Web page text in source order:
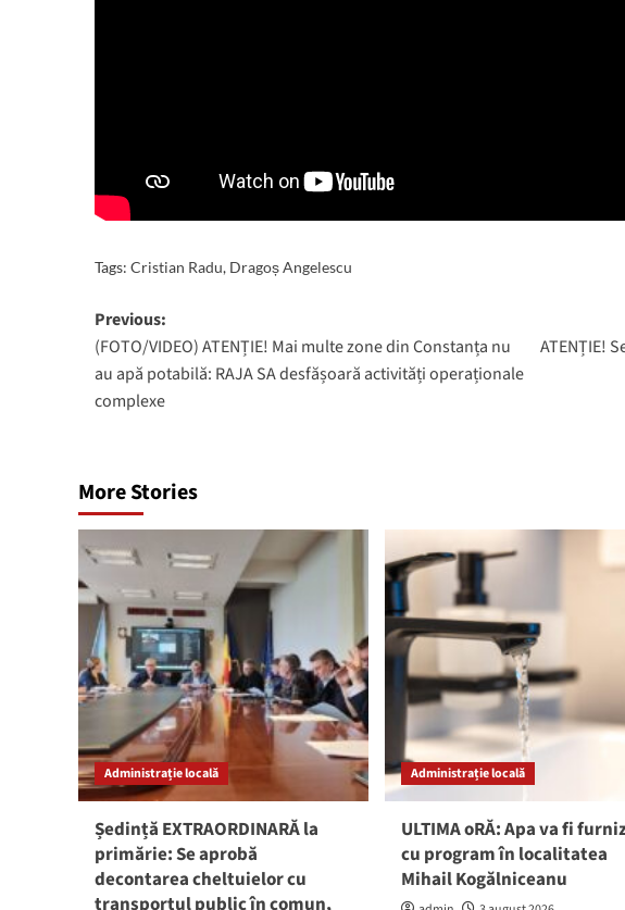
Tags: Cristian Radu, Dragoș Angelescu
Post
navigation
Previous:
(FOTO/VIDEO) ATENȚIE! Mai multe zone din Constanța nu
au apă potabilă: RAJA SA desfășoară activități operaționale
complexe
ATENȚIE!
More Stories
Administrație locală
Ședință EXTRAORDINARĂ la
primărie: Se aprobă
decontarea cheltuielor cu
transportul public în comun,
Administrație locală
ULTIMA oRĂ: Apa va fi
cu program în localitatea
Mihail Kogălniceanu